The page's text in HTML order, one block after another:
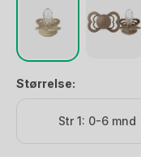
Størrelse:
Str 1: 0-6 mnd